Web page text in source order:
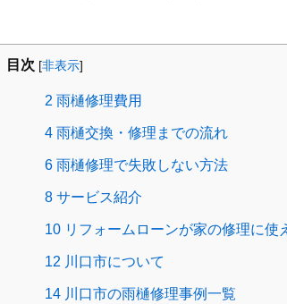
目次 [非表示]
2 雨樋修理費用
4雨樋交換・修理までの流れ
6雨樋修理で失敗しない方法
8サービス紹介
10リフォームローンが家の修理に使
12 川口市について
14川口市の雨樋修理事例一覧